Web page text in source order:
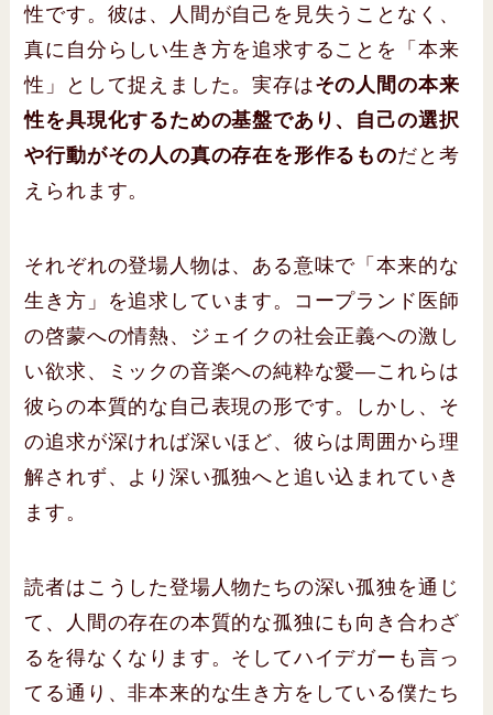
性です。彼は、人間が自己を見失うことなく、
真に自分らしい生き方を追求することを「本来
性」として捉えました。実存はその人間の本来
性を具現化するための基盤であり、自己の選択
や行動がその人の真の存在を形作るものだと考
えられます。
それぞれの登場人物は、ある意味で「本来的な
生き方」を追求しています。コープランド医師
の啓蒙への情熱、ジェイクの社会正義への激し
い欲求、ミックの音楽への純粋な愛―これらは
彼らの本質的な自己表現の形です。しかし、そ
の追求が深ければ深いほど、彼らは周囲から理
解されず、より深い孤独へと追い込まれていき
ます。
読者はこうした登場人物たちの深い孤独を通じ
て、人間の存在の本質的な孤独にも向き合わざ
るを得なくなります。そしてハイデガーも言っ
てる通り、非本来的な生き方をしている僕たち